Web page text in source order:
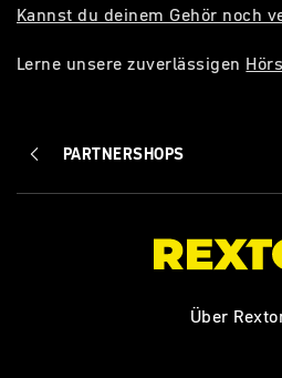
Kannst du deinem Gehör noch
Lerne unsere zuverlässigen
PARTNERSHOPS
Über